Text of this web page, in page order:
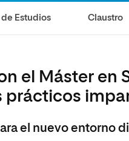
de Estudios Claustro
el Máster en
prácticos
el nuevo entorno